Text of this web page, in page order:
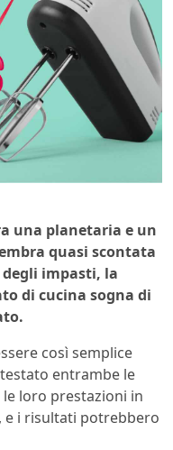
una planetaria e un
quasi scontata
impasti, la
di cucina sogna di
così semplice
entrambe le
loro prestazioni in
e i risultati potrebbero